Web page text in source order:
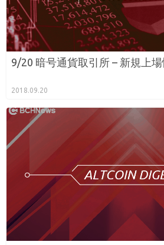
9/20 暗号通貨取引所 – 新規上
2018.09.20